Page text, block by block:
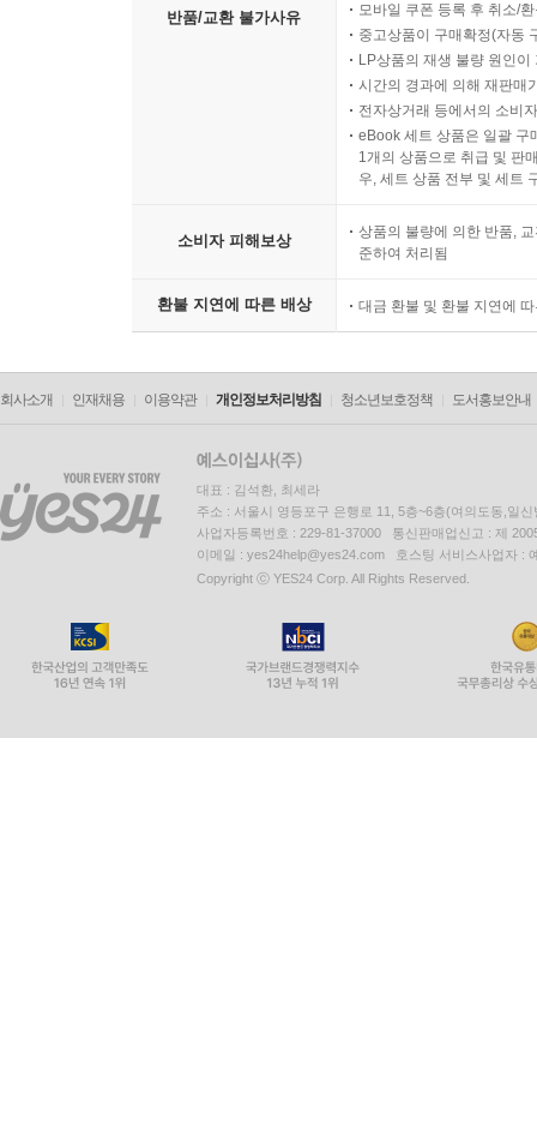
반품/교환 불가사유
모바일 쿠폰 등록 후 취소/
중고상품이 구매확정(자동
LP상품의 재생 불량 원인
시간의 경과에 의해 재판매
전자상거래 등에서의 소비
eBook 세트 상품은 일괄 구
1개의 상품으로 취급 및 판
우, 세트 상품 전부 및 세트
소비자 피해보상
상품의 불량에 의한 반품,
준하여 처리됨
환불 지연에 따른 배상 대금 환불 및 환불 지연에
회사소개 인재채용 이용약관 개인정보처리방침 청소년보호정책 도서홍보안내
대표 : 김석환, 최세라
주소 : 서울시 영등포구 은행로 11, 5층~6층(여의도동,일신
사업자등록번호 : 229-81-37000 통신판매업신고 : 제
이메일 : yes24help@yes24.com 호스팅 서비스사업자 :
Copyright ⓒ YES24 Corp. All Rights Reserved.